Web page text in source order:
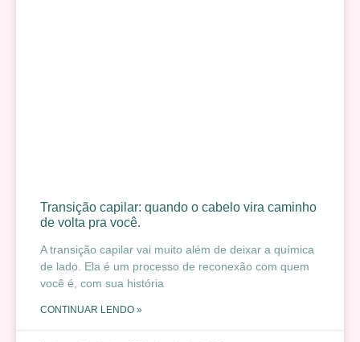
Transição capilar: quando o cabelo vira caminho
de volta pra você.
A transição capilar vai muito além de deixar a química
de lado. Ela é um processo de reconexão com quem
você é, com sua história
CONTINUAR LENDO »